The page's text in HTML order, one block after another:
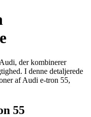
der kombinerer
I denne detaljerede
af Audi e-tron 55,
55